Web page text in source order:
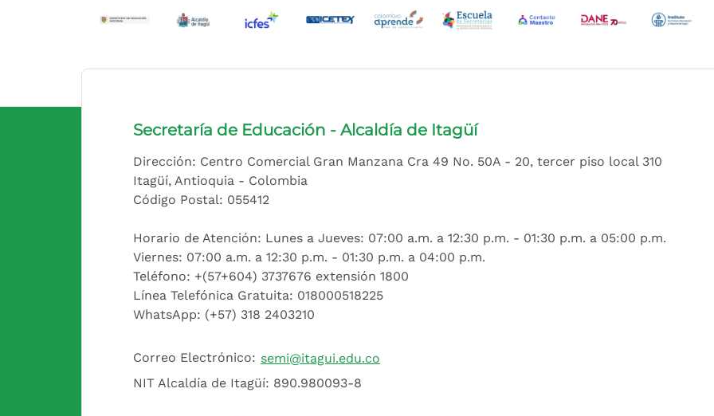
(Este enlace abrirá una nueva pestaña)
(Este enlace abrirá una nueva pestaña)
(Este enlace abrirá una nueva pestaña)
(Este enlace abrirá una nueva pestaña)
(Este enlace abrirá una nueva pestaña)
(Este enlace abrirá una nueva
(Este enlace abrirá una
(Este
Secretaría de Educación - Alcaldía de Itagüí
Dirección: Centro Comercial Gran Manzana Cra 49 No. 50A - 20, tercer piso local 310
Itagüí, Antioquia - Colombia
Código Postal: 055412
Horario de Atención: Lunes a Jueves: 07:00 a.m. a 12:30 p.m. - 01:30 p.m. a 05:00 p.m.
Viernes: 07:00 a.m. a 12:30 p.m. - 01:30 p.m. a 04:00 p.m.
Teléfono: +(57+604) 3737676 extensión 1800
Línea Telefónica Gratuita: 018000518225
WhatsApp: (+57) 318 2403210
Correo Electrónico: semi@itagui.edu.co
NIT Alcaldía de Itagüí: 890.980093-8